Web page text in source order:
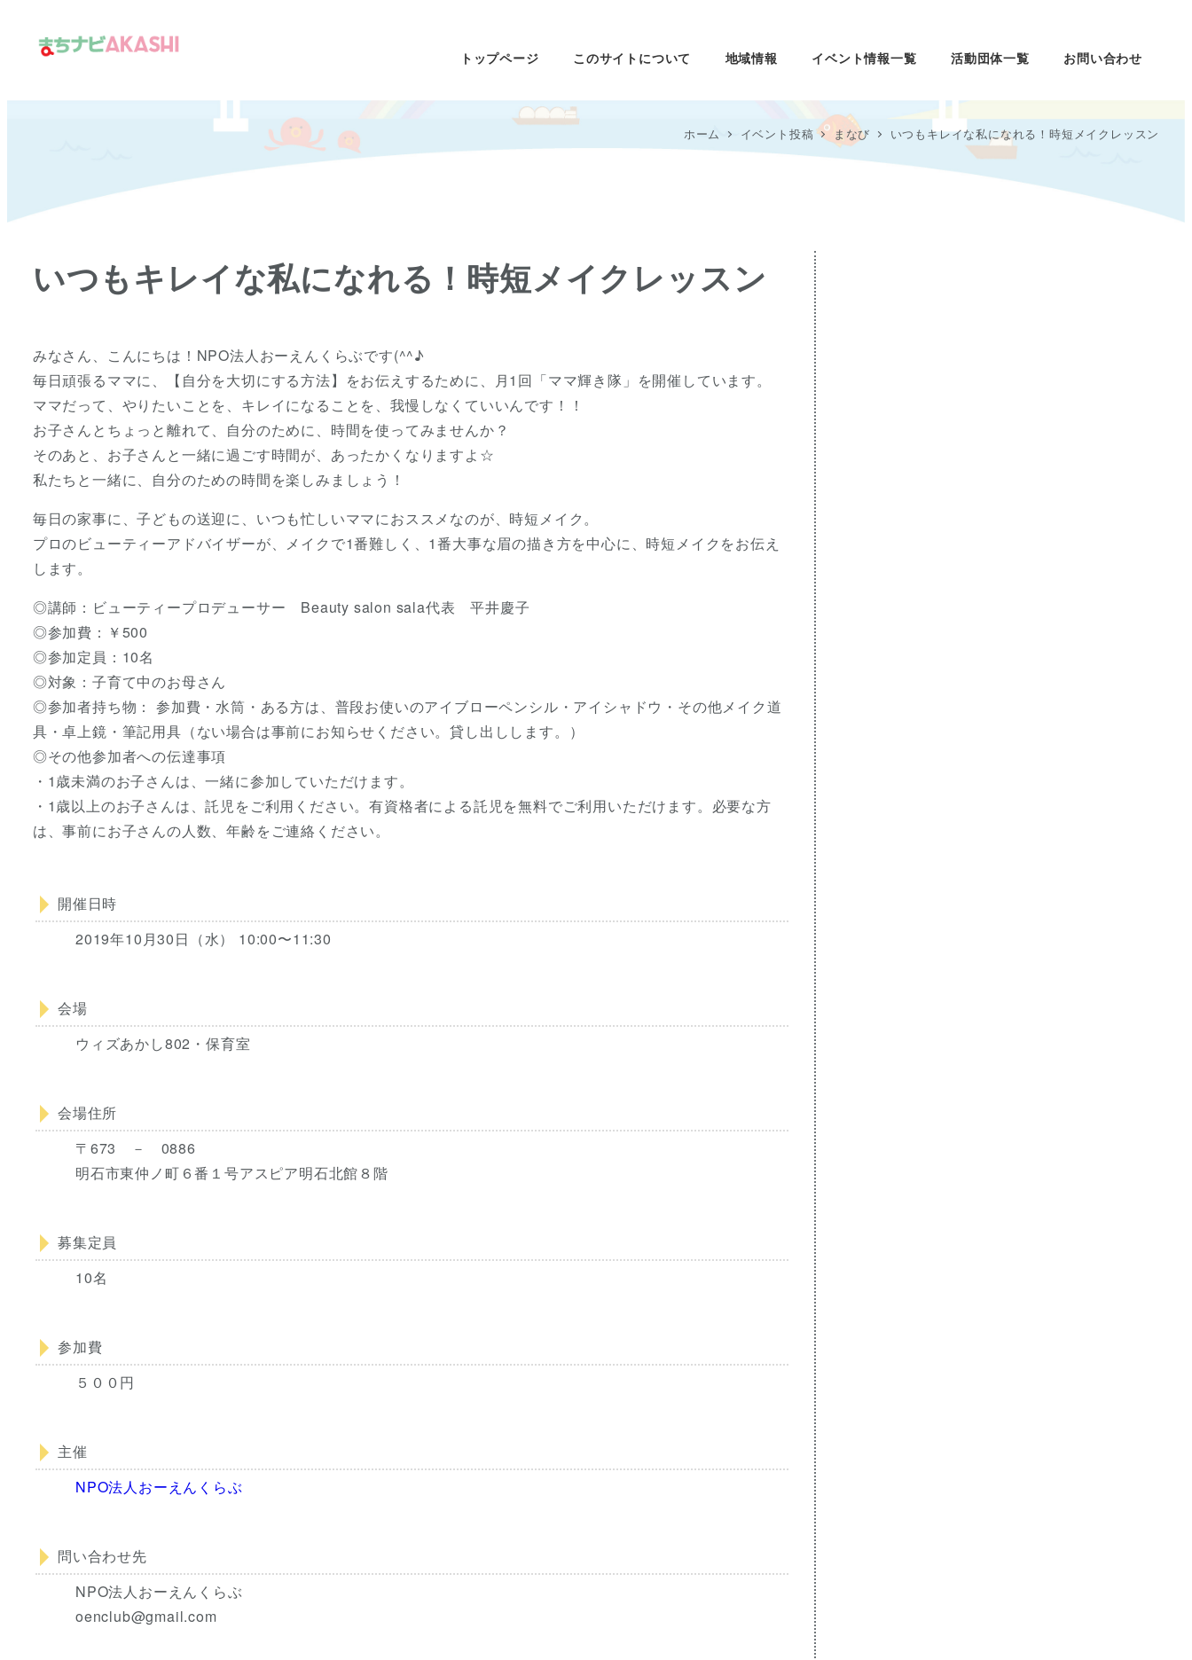
へ
トップページ このサイトについて 地域情報 イベント情報一覧 活動団体一覧 お問い合わせ
ホーム イベント投稿 まなび いつもキレイな私になれる！時短メイクレッスン
いつもキレイな私になれる！時短メイクレッスン
みなさん、こんにちは！NPO法人おーえんくらぶです(^^♪
毎日頑張るママに、【自分を大切にする方法】をお伝えするために、月1回「ママ輝き隊」を開催しています。
ママだって、やりたいことを、キレイになることを、我慢しなくていいんです！！
お子さんとちょっと離れて、自分のために、時間を使ってみませんか？
そのあと、お子さんと一緒に過ごす時間が、あったかくなりますよ☆
私たちと一緒に、自分のための時間を楽しみましょう！
毎日の家事に、子どもの送迎に、いつも忙しいママにおススメなのが、時短メイク。
プロのビューティーアドバイザーが、メイクで1番難しく、1番大事な眉の描き方を中心に、時短メイクをお伝え
します。
◎講師：ビューティープロデューサー Beauty salon sala代表 平井慶子
◎参加費：￥500
◎参加定員：10名
◎対象：子育て中のお母さん
◎参加者持ち物： 参加費・水筒・ある方は、普段お使いのアイブローペンシル・アイシャドウ・その他メイク道
具・卓上鏡・筆記用具（ない場合は事前にお知らせください。貸し出しします。）
◎その他参加者への伝達事項
・1歳未満のお子さんは、一緒に参加していただけます。
・1歳以上のお子さんは、託児をご利用ください。有資格者による託児を無料でご利用いただけます。必要な方
は、事前にお子さんの人数、年齢をご連絡ください。
開催日時
2019年10月30日（水） 10:00〜11:30
会場
ウィズあかし802・保育室
会場住所
〒673 － 0886
明石市東仲ノ町６番１号アスピア明石北館８階
募集定員
10名
参加費
５００円
主催
NPO法人おーえんくらぶ
問い合わせ先
NPO法人おーえんくらぶ
oenclub@gmail.com